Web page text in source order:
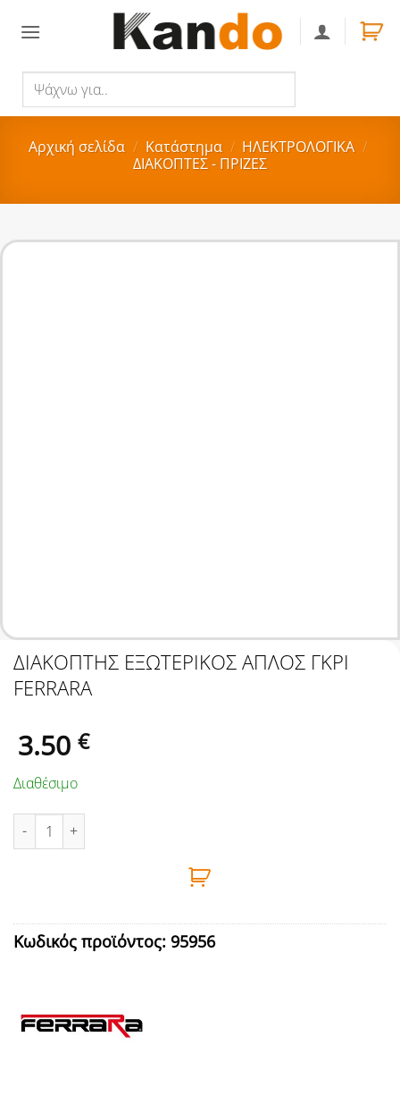
για..
Αρχική σελίδα / Κατάστημα / ΗΛΕΚΤΡΟΛΟΓΙΚΑ /
ΔΙΑΚΟΠΤΕΣ - ΠΡΙΖΕΣ
ΔΙΑΚΟΠΤΗΣ ΕΞΩΤΕΡΙΚΟΣ ΑΠΛΟΣ ΓΚΡΙ
FERRARA
3.50 €
Διαθέσιμο
ΔΙΑΚΟΠΤΗΣ ΕΞΩΤΕΡΙΚΟΣ ΑΠΛΟΣ ΓΚΡΙ FERRARA ποσότητα
Κωδικός προϊόντος: 95956